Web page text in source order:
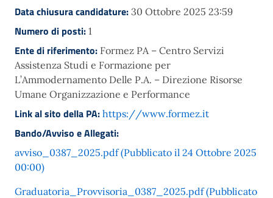
Data chiusura candidature: 30 Ottobre 2025 23:59
Numero di posti: 1
Ente di riferimento: Formez PA – Centro Servizi
Assistenza Studi e Formazione per
L’Ammodernamento Delle P.A. – Direzione Risorse
Umane Organizzazione e Performance
Link al sito della PA: https://www.formez.it
Bando/Avviso e Allegati:
avviso_0387_2025.pdf (Pubblicato il 24 Ottobre 2025
00:00)
Graduatoria_Provvisoria_0387_2025.pdf (Pubblicato